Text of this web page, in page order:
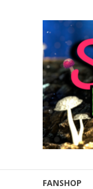
Fanshop
Store
&
more
FANSHOP